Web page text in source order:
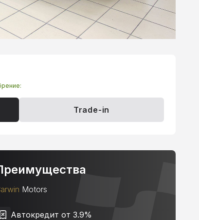
Trade-in
Motors
Автокредит от 3.9%